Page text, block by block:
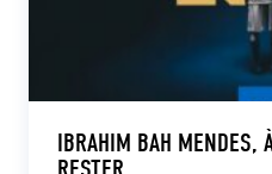
IBRAHIM BAH MENDES,